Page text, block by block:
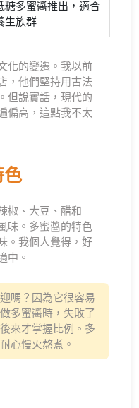
糖多蜜醬推出，適合
生族群
化的變遷。我以前
，他們堅持用古法
但說實話，現代的
偏高，這點我不太
色
椒、大豆、醋和
味。多蜜醬的特色
。我個人覺得，好
中。
嗎？因為它很容易
多蜜醬時，失敗了
來才掌握比例。多
心慢火熬煮。